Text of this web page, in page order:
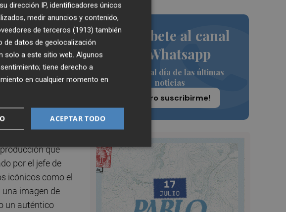
Suscríbete al canal
de Whatsapp
Siempre al día de las últimas
noticias
¡Quiero suscribirme!
4.053 mm de
comparación
del maletero,
abatidos, la
aumento de
no solo
con amigos y
que
por el jefe de
icónicos como el
imagen de
un auténtico
dirección IP, identificadores únicos
medir anuncios y contenido,
de terceros (1913) también
de datos de geolocalización
solo a este sitio web. Algunos
tiene derecho a
en cualquier momento en
ACEPTAR TODO